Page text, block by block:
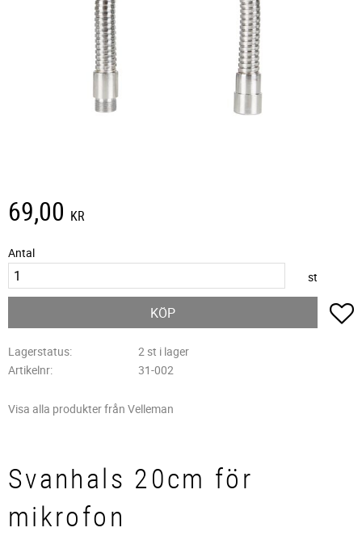
69,00 KR
Antal
st
KÖP
Lagerstatus
2 st i lager
Artikelnr
31-002
Visa alla produkter från Velleman
Svanhals 20cm för
mikrofon